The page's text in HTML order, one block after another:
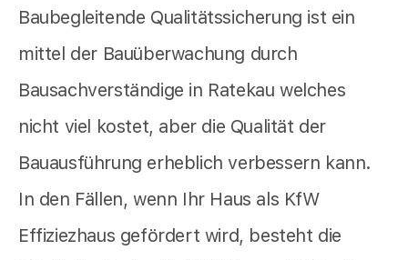
Baubegleitende Qualitätssicherung ist ein
mittel der Bauüberwachung durch
Bausachverständige in Ratekau welches
nicht viel kostet, aber die Qualität der
Bauausführung erheblich verbessern kann.
In den Fällen, wenn Ihr Haus als KfW
Effiziezhaus gefördert wird, besteht die